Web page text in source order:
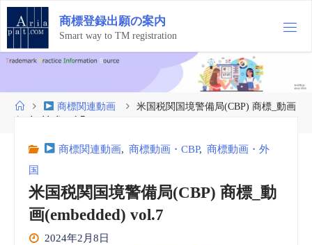
コ
テ
ン
ツ
ス
商標登録出願の案内
Smart way to TM registration
ホ
ー
商標関連動画
米国税関国境警備局(CBP) 商標_動画
(embedded) vol.7
商標関連動画, 商標動画・CBP, 商標動画・外
国
米国税関国境警備局(CBP) 商標_動
画(embedded) vol.7
2024年2月8日